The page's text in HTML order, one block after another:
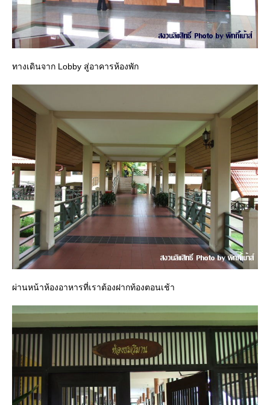
ทางเดินจาก Lobby สู่อาคารห้องพัก
ผ่านหน้าห้องอาหารที่เราต้องฝากท้องตอนเช้า